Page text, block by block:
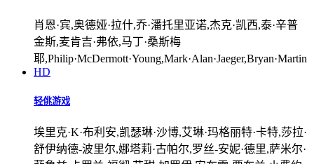
肖恩·宾,奥德娅·拉什,乔·潘托里亚诺,杰克·凯西,泰·辛普
金斯,麦肯吉·弗依,马丁·桑斯梅
耶,Philip·McDermott·Young,Mark·Alan·Jaeger,Bryan·Martin
HD
轻佻游戏
埃里克·K·布利安,凯瑟琳·沙博,艾琳·玛格丽特·卡特,莎拉·
舒伊纳德-波里尔,娜塔莉·古帕尔,罗丝-安妮·德里,萨米尔·